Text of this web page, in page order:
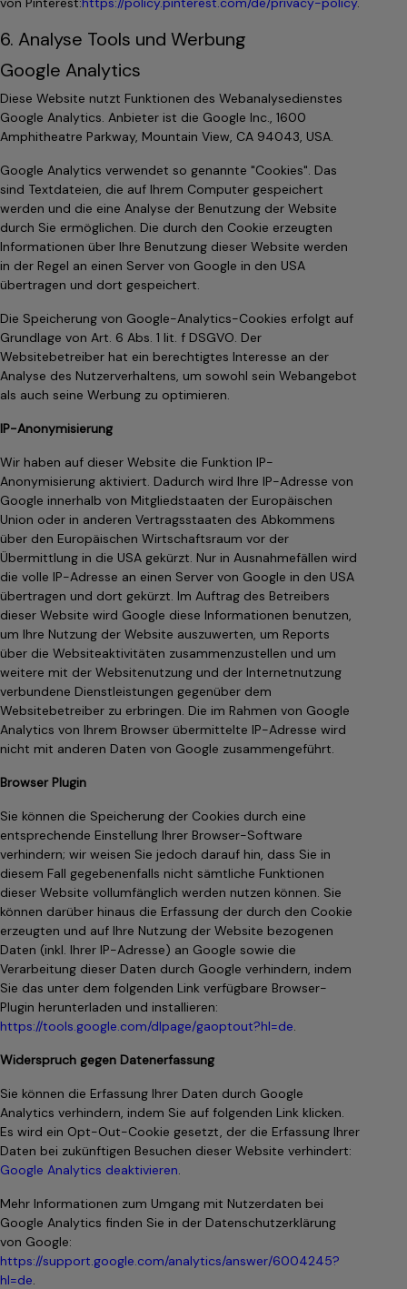
6. Analyse Tools und Werbung
Google Analytics
Diese Website nutzt Funktionen des Webanalysedienstes
Google Analytics. Anbieter ist die Google Inc., 1600
Amphitheatre Parkway, Mountain View, CA 94043, USA.
Google Analytics verwendet so genannte "Cookies". Das
sind Textdateien, die auf Ihrem Computer gespeichert
werden und die eine Analyse der Benutzung der Website
durch Sie ermöglichen. Die durch den Cookie erzeugten
Informationen über Ihre Benutzung dieser Website werden
in der Regel an einen Server von Google in den USA
übertragen und dort gespeichert.
Die Speicherung von Google-Analytics-Cookies erfolgt auf
Grundlage von Art. 6 Abs. 1 lit. f DSGVO. Der
Websitebetreiber hat ein berechtigtes Interesse an der
Analyse des Nutzerverhaltens, um sowohl sein Webangebot
als auch seine Werbung zu optimieren.
IP-Anonymisierung
Wir haben auf dieser Website die Funktion IP-
Anonymisierung aktiviert. Dadurch wird Ihre IP-Adresse von
Google innerhalb von Mitgliedstaaten der Europäischen
Union oder in anderen Vertragsstaaten des Abkommens
über den Europäischen Wirtschaftsraum vor der
Übermittlung in die USA gekürzt. Nur in Ausnahmefällen wird
die volle IP-Adresse an einen Server von Google in den USA
übertragen und dort gekürzt. Im Auftrag des Betreibers
dieser Website wird Google diese Informationen benutzen,
um Ihre Nutzung der Website auszuwerten, um Reports
über die Websiteaktivitäten zusammenzustellen und um
weitere mit der Websitenutzung und der Internetnutzung
verbundene Dienstleistungen gegenüber dem
Websitebetreiber zu erbringen. Die im Rahmen von Google
Analytics von Ihrem Browser übermittelte IP-Adresse wird
nicht mit anderen Daten von Google zusammengeführt.
Browser Plugin
Sie können die Speicherung der Cookies durch eine
entsprechende Einstellung Ihrer Browser-Software
verhindern; wir weisen Sie jedoch darauf hin, dass Sie in
diesem Fall gegebenenfalls nicht sämtliche Funktionen
dieser Website vollumfänglich werden nutzen können. Sie
können darüber hinaus die Erfassung der durch den Cookie
erzeugten und auf Ihre Nutzung der Website bezogenen
Daten (inkl. Ihrer IP-Adresse) an Google sowie die
Verarbeitung dieser Daten durch Google verhindern, indem
Sie das unter dem folgenden Link verfügbare Browser-
Plugin herunterladen und installieren:
https://tools.google.com/dlpage/gaoptout?hl=de.
Widerspruch gegen Datenerfassung
Sie können die Erfassung Ihrer Daten durch Google
Analytics verhindern, indem Sie auf folgenden Link klicken.
Es wird ein Opt-Out-Cookie gesetzt, der die Erfassung Ihrer
Daten bei zukünftigen Besuchen dieser Website verhindert:
Google Analytics deaktivieren.
Mehr Informationen zum Umgang mit Nutzerdaten bei
Google Analytics finden Sie in der Datenschutzerklärung
von Google:
https://support.google.com/analytics/answer/6004245?
hl=de.